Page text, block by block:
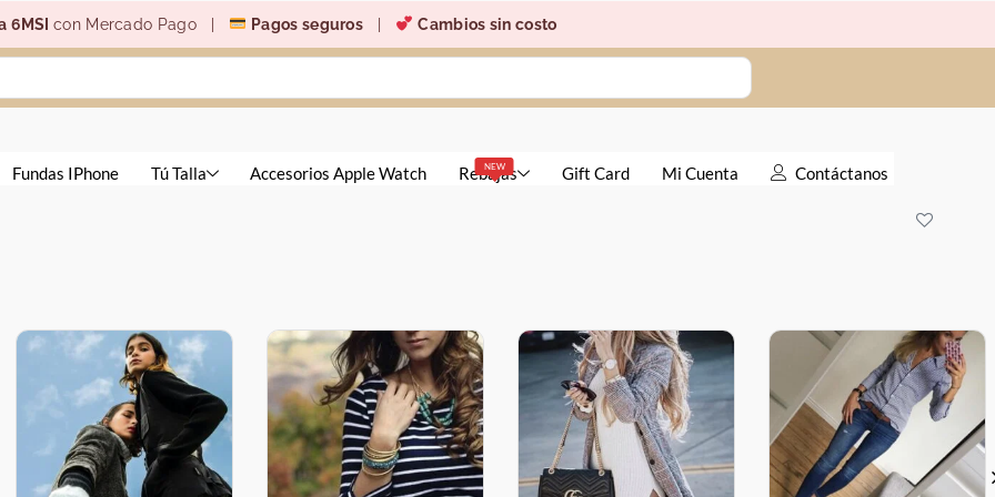
con Mercado Pago | Pagos seguros| Cambios sin costo
Fundas IPhone Tú Talla Accesorios Apple Watch NEW
Rebajas Gift Card Mi Cuenta Contáctanos